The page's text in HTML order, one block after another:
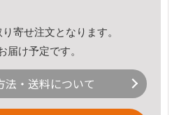
寄せ注文となります。
届け予定です。
法・送料について